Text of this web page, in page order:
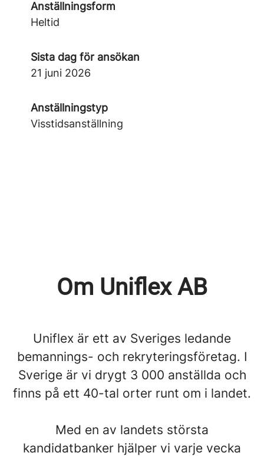
Anställningsform
Heltid
Sista dag för ansökan
21 juni 2026
Anställningstyp
Visstidsanställning
Om Uniflex AB
Uniflex är ett av Sveriges ledande
bemannings- och rekryteringsföretag. I
Sverige är vi drygt 3 000 anställda och
finns på ett 40-tal orter runt om i landet.
Med en av landets största
kandidatbanker hjälper vi varje vecka